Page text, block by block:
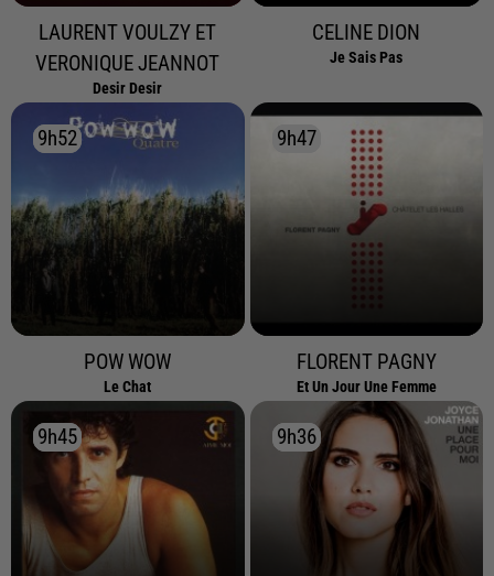
LAURENT VOULZY ET
VERONIQUE JEANNOT
Desir Desir
CELINE DION
Je Sais Pas
9h52
9h52
POW WOW
Le Chat
9h47
9h47
FLORENT PAGNY
Et Un Jour Une Femme
9h45
9h45 9h36
9h36